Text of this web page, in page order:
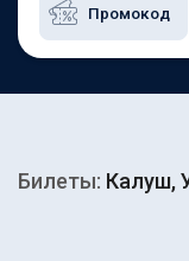
Билеты: Калуш,